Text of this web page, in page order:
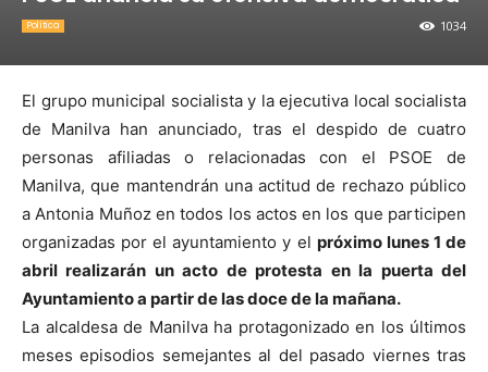
1034
Política
El grupo municipal socialista y la ejecutiva local socialista
de Manilva han anunciado, tras el despido de cuatro
personas afiliadas o relacionadas con el PSOE de
Manilva, que mantendrán una actitud de rechazo público
a Antonia Muñoz en todos los actos en los que participen
organizadas por el ayuntamiento y el próximo lunes 1 de
abril realizarán un acto de protesta en la puerta del
Ayuntamiento a partir de las doce de la mañana.
La alcaldesa de Manilva ha protagonizado en los últimos
meses episodios semejantes al del pasado viernes tras